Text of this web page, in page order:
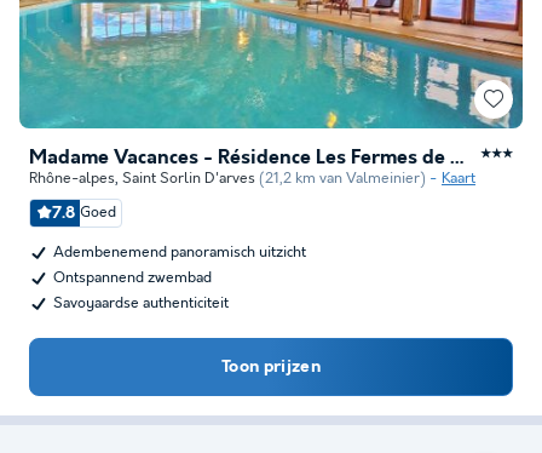
Madame Vacances - Résidence Les Fermes de Saint Sorlin ★★★
Rhône-alpes, Saint Sorlin D'arves (21,2 km van Valmeinier) Kaart
7.8 Goed
Adembenemend panoramisch uitzicht
Ontspannend zwembad
Savoyaardse authenticiteit
Toon prijzen